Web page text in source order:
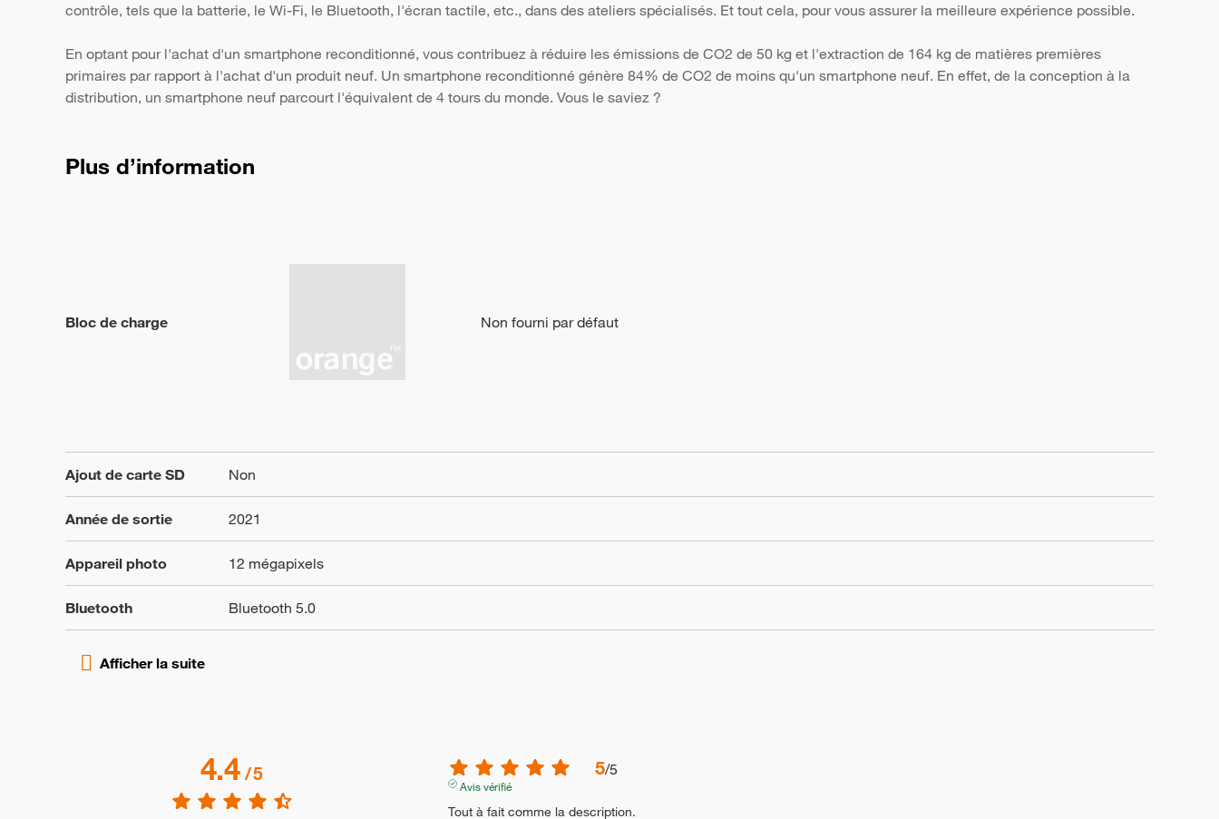
contrôle, tels que la batterie, le Wi-Fi, le Bluetooth, l'écran tactile, etc., dans des ateliers spécialisés. Et tout cela, pour vous assurer la meilleure expérience possible.
En optant pour l'achat d'un smartphone reconditionné, vous contribuez à réduire les émissions de CO2 de 50 kg et l'extraction de 164 kg de matières premières
primaires par rapport à l'achat d'un produit neuf. Un smartphone reconditionné génère 84% de CO2 de moins qu'un smartphone neuf. En effet, de la conception à la
distribution, un smartphone neuf parcourt l'équivalent de 4 tours du monde. Vous le saviez ?
Plus d’information
Bloc de charge Non fourni par défaut
Ajout de carte SD Non
Année de sortie 2021
Appareil photo 12 mégapixels
Bluetooth Bluetooth 5.0
4.4/5 5/5
Avis vérifié
Tout à fait comme la description.